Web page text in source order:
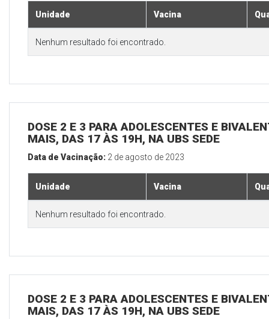
Unidade Vacina
Nenhum resultado foi encontrado.
DOSE 2 E 3 PARA ADOLESCENTES E
MAIS, DAS 17 ÀS 19H, NA UBS SEDE
Data de Vacinação: 2 de agosto de 2023
Unidade Vacina
Nenhum resultado foi encontrado.
DOSE 2 E 3 PARA ADOLESCENTES E
MAIS, DAS 17 ÀS 19H, NA UBS SEDE